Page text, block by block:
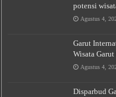
potensi
Agustus 4,
Garut
Wisata
Agustus 4,
Disparbud